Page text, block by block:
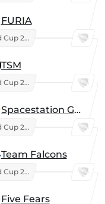
FURIA
Esports World Cup 2026
TSM
Esports World Cup 2026
Spacestation Gaming
Esports World Cup 2026
Team Falcons
Esports World Cup 2026
Five Fears